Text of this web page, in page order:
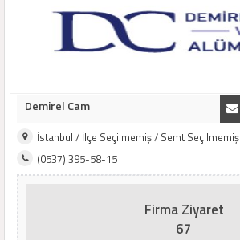
Demirel Cam
İstanbul / İlçe Seçilmemiş / Semt Seçilmemiş
(0537) 395-58-15
Firma Ziyaret
67